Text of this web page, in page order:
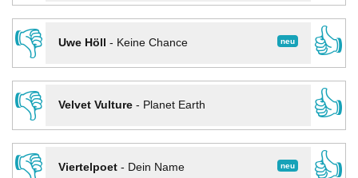
👎
neu
Uwe Höll - Keine Chance
👍
👎
Velvet Vulture- Planet Earth
👍
👎
neu
Viertelpoet- Dein Name
👍